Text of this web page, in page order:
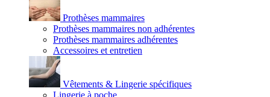
Prothèses mammaires
Prothèses mammaires non adhérentes
Prothèses mammaires adhérentes
Accessoires et entretien
Vêtements & Lingerie spécifiques
Lingerie à poche